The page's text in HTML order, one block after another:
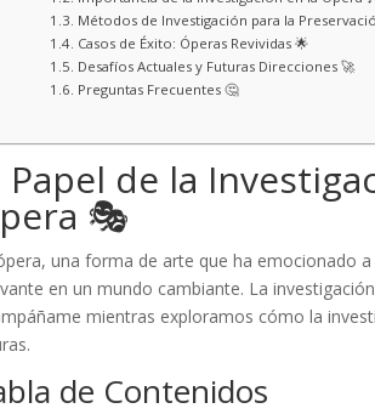
Métodos de Investigación para la
Casos de Éxito: Óperas Revividas 🌟
Desafíos Actuales y Futuras Direcciones 🚀
Preguntas Frecuentes 🤔
Papel de la
🎭
una forma de arte que ha emocionado
en un mundo cambiante. La
mientras exploramos cómo la
de Contenidos